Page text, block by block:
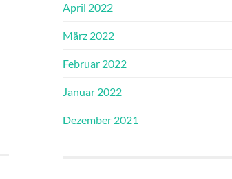
April 2022
März 2022
Februar 2022
Januar 2022
Dezember 2021